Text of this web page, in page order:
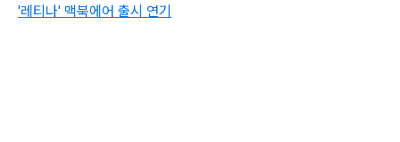
'레티나' 맥북에어 출시 연기